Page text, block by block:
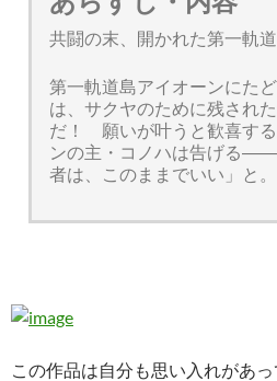
共闘の末、開かれた第一軌道
第一軌道島アイオーンにた
は、サクヤのために残され
だ！ 願いが叶うと歓喜す
ンの主・コノハは告げる
者は、このままでいい」と。
この作品は自分も思い入れがあ